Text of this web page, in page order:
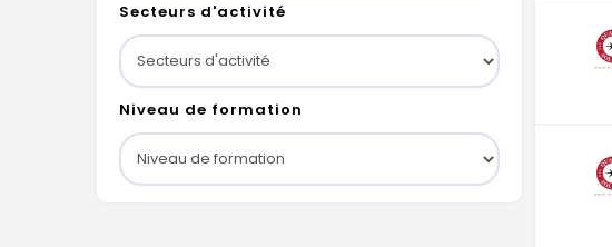
Secteurs d'activité
Niveau de formation